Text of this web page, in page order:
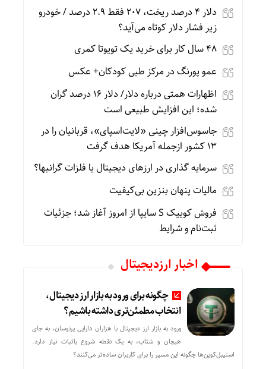
دلار ۴ درصد ریخت، ۲۰۷ فقط ۲.۹ درصد / خودرو
زیر فشار دلار کوتاه می‌آید؟
۴۸ سال کار برای خرید یک تویوتا کمری
عمو پورنگ در مرکز طبی کودکان+ عکس
اظهارات همتی درباره دلار/ دلار ۱۶ درصد گران
شده؛ این افزایش طبیعی است
جاسوس‌افزار چینی «لایت‌اسپای»، قربانیان را در
۱۳ کشور ازجمله آمریکا هدف گرفت
سرمایه گذاری در ارزهای دیجیتال یا فلزات گرانبها؟
مالیات پنهان بنزین بی‌کیفیت
فروش کوییک S سایپا از امروز آغاز شد؛ جزئیات
ثبت‌نام و شرایط
اخبار ارزدیجیتال
چگونه برای ورود به بازار ارز دیجیتال،
انتخاب مطمئن‌تری داشته باشیم؟
ورود به بازار ارز دیجیتال با هزاران دارایی پرنوسان، به جای
هیجان و شتاب، به یک نقطه شروع باثبات نیاز دارد.
استیبل‌کوین‌ها چگونه این مسیر را برای کاربران ساده‌تر می‌کنند؟